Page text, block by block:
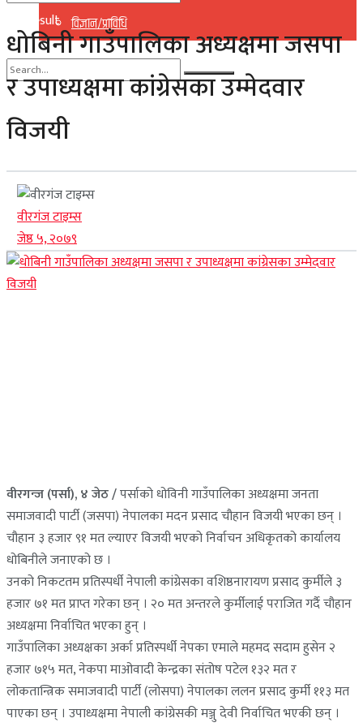
विज्ञान/प्राविधि
No Result
View All Result
No Result
View All Result
धोबिनी गाउँपालिका अध्यक्षमा जसपा
र उपाध्यक्षमा कांग्रेसका उम्मेदवार
विजयी
वीरगंज टाइम्स
जेष्ठ ५, २०७९
वीरगन्ज (पर्सा), ४ जेठ /पर्साको धोविनी गाउँपालिका अध्यक्षमा जनता
समाजवादी पार्टी (जसपा) नेपालका मदन प्रसाद चौहान विजयी भएका छन् ।
चौहान ३ हजार ९१ मत ल्याएर विजयी भएको निर्वाचन अधिकृतको कार्यालय
धोबिनीले जनाएको छ ।
उनको निकटतम प्रतिस्पर्धी नेपाली कांग्रेसका वशिष्ठनारायण प्रसाद कुर्मीले ३
हजार ७१ मत प्राप्त गरेका छन् । २० मत अन्तरले कुर्मीलाई पराजित गर्दै चौहान
अध्यक्षमा निर्वाचित भएका हुन् ।
गाउँपालिका अध्यक्षका अर्का प्रतिस्पर्धी नेपका एमाले महमद सदाम हुसेन २
हजार ७१५ मत, नेकपा माओवादी केन्द्रका संतोष पटेल १३२ मत र
लोकतान्त्रिक समाजवादी पार्टी (लोसपा) नेपालका ललन प्रसाद कुर्मी ११३ मत
पाएका छन् । उपाध्यक्षमा नेपाली कांग्रेसकी मञ्जु देवी निर्वाचित भएकी छन् ।